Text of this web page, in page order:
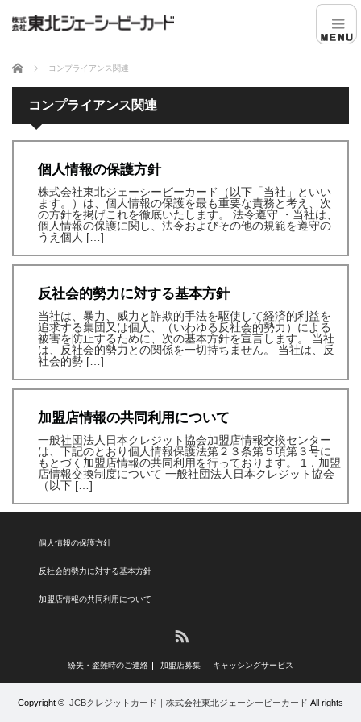
ホーム コンプライアンス関連
コンプライアンス関連
個人情報の保護方針
株式会社東北ジェーシービーカード（以下「当社」といい
ます。）は、個人情報の保護を最も重要な責務と考え、次
の方針を掲げこれを徹底いたします。 法令遵守 ・当社は、
個人情報の保護に関し、法令およびその他の規範を遵守の
うえ個人 […]
反社会的勢力に対する基本方針
当社は、暴力、威力と詐欺的手法を駆使して経済的利益を
追求する集団又は個人、（いわゆる反社会的勢力）による
被害を防止するために、次の基本方針を宣言します。 当社
は、反社会的勢力との関係を一切持ちません。 当社は、反
社会的勢 […]
加盟店情報の共同利用について
一般社団法人日本クレジット協会加盟店情報交換センター
は、下記のとおり個人情報保護法第２３条第５項第３号に
もとづく加盟店情報の共同利用を行っております。 1．加盟
店情報交換制度について 一般社団法人日本クレジット協会
（以下 […]
個人情報の保護方針
反社会的勢力に対する基本方針
加盟店情報の共同利用について
紛失・盗難時のご連絡 加盟店募集 キャッシングサービス
Copyright © JCBクレジットカード｜株式会社東北ジェーシービーカード All rights